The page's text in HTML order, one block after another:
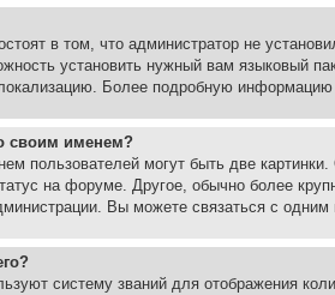
в том, что администратор не
установить нужный вам языковый
Более подробную
своим именем?
пользователей могут быть две
на форуме. Другое, обычно более
Вы можете связаться с
систему званий для отображения